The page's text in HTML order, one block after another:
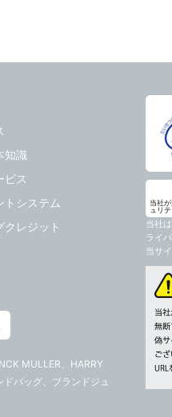
知識
ビス
トシステム
クレジット
MULLER、HARRY
バッグ、ブランドジュ
当社
ュリ
当社
ライ
当サ